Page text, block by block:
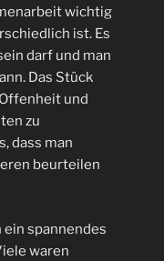
wichtig
ist. Es
darf und man
Das Stück
und
zu
dass man
beurteilen
ein spannendes
waren